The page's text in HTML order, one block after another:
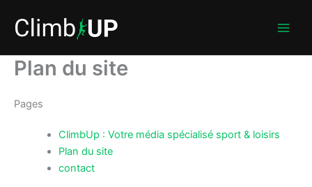
contenu
Plan du site
Pages
ClimbUp : Votre média spécialisé sport & loisirs
Plan du site
contact